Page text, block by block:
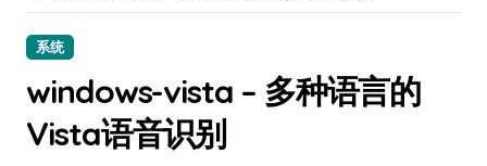
系统
windows-vista – 多种语言的
Vista语音识别